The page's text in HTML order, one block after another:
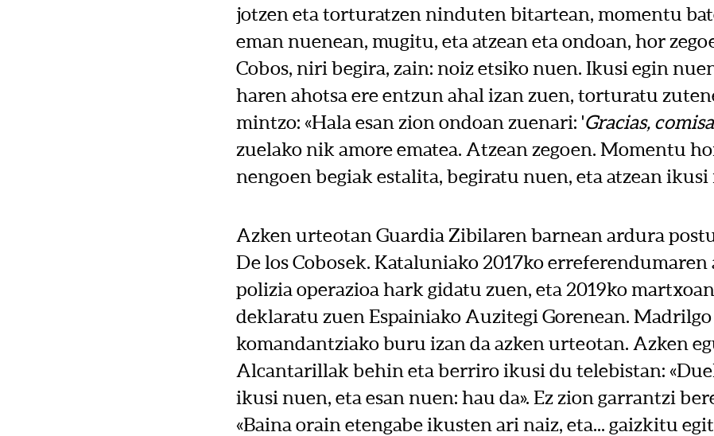
jotzen eta torturatzen ninduten bitartean, momentu
eman nuenean, mugitu, eta atzean eta ondoan, hor
Cobos, niri begira, zain: noiz etsiko nuen. Ikusi egin
haren ahotsa ere entzun ahal izan zuen, torturatu
mintzo: «Hala esan zion ondoan zuenari: 'Gracias,
zuelako nik amore ematea. Atzean zegoen. Momentu
nengoen begiak estalita, begiratu nuen, eta atzean ikusi
Azken urteotan Guardia Zibilaren barnean ardura
De los Cobosek. Kataluniako 2017ko
polizia operazioa hark gidatu zuen, eta 2019ko
deklaratu zuen Espainiako Auzitegi Gorenean. Madrilgo
komandantziako buru izan da azken urteotan. Azken
Alcantarillak behin eta berriro ikusi du telebistan:
ikusi nuen, eta esan nuen: hau da». Ez zion garrantzi
«Baina orain etengabe ikusten ari naiz, eta... gaizkitu